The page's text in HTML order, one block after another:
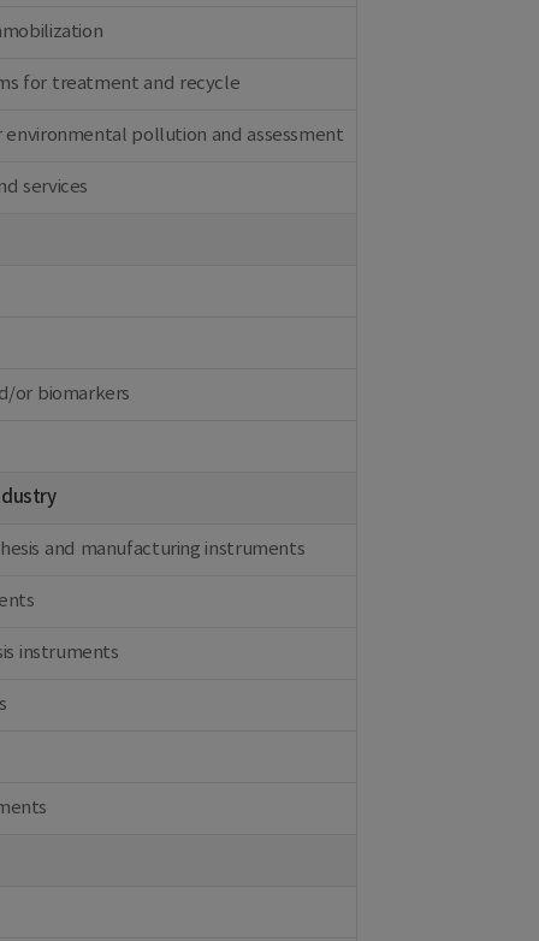
for treatment and recycle
environmental pollution and assessment
services
or biomarkers
and manufacturing instruments
instruments